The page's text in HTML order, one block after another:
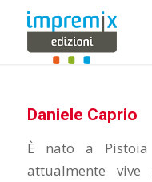
Daniele Caprio
È nato a
attualmente